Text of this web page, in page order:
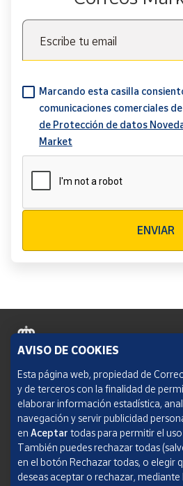
Escribe tu email
Marcando esta casilla
comunicaciones comerciales
de Protección de datos
Market
ENVIAR
Política de cookies
Aviso legal
Condiciones del servicio
Política de Privacidad Web
AVISO DE COOKIES
Esta página web, propiedad de
y de terceros con la finalidad de
elaborar información estadística,
navegación y servir publicidad
en Aceptar todas para permitir el
También puedes rechazar todas
en el botón Rechazar todas, o elegir
deseas aceptar o rechazar, mediante